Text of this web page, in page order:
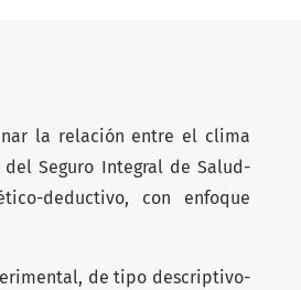
la relación entre el clima
Seguro Integral de Salud-
deductivo, con enfoque
de tipo descriptivo-